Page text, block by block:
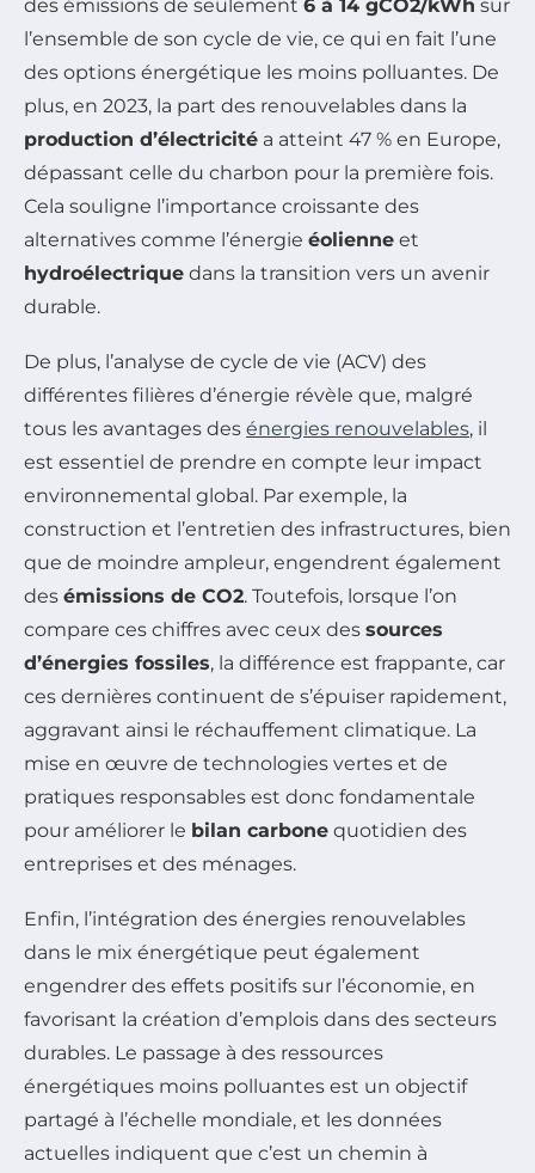
des émissions de seulement 6 à 14 gCO2/kWh sur
l’ensemble de son cycle de vie, ce qui en fait l’une
des options énergétique les moins polluantes. De
plus, en 2023, la part des renouvelables dans la
production d’électricité a atteint 47 % en Europe,
dépassant celle du charbon pour la première fois.
Cela souligne l’importance croissante des
alternatives comme l’énergie éolienne et
hydroélectrique dans la transition vers un avenir
durable.
De plus, l’analyse de cycle de vie (ACV) des
différentes filières d’énergie révèle que, malgré
tous les avantages des énergies renouvelables, il
est essentiel de prendre en compte leur impact
environnemental global. Par exemple, la
construction et l’entretien des infrastructures, bien
que de moindre ampleur, engendrent également
des émissions de CO2. Toutefois, lorsque l’on
compare ces chiffres avec ceux des sources
d’énergies fossiles, la différence est frappante, car
ces dernières continuent de s’épuiser rapidement,
aggravant ainsi le réchauffement climatique. La
mise en œuvre de technologies vertes et de
pratiques responsables est donc fondamentale
pour améliorer le bilan carbone quotidien des
entreprises et des ménages.
Enfin, l’intégration des énergies renouvelables
dans le mix énergétique peut également
engendrer des effets positifs sur l’économie, en
favorisant la création d’emplois dans des secteurs
durables. Le passage à des ressources
énergétiques moins polluantes est un objectif
partagé à l’échelle mondiale, et les données
actuelles indiquent que c’est un chemin à